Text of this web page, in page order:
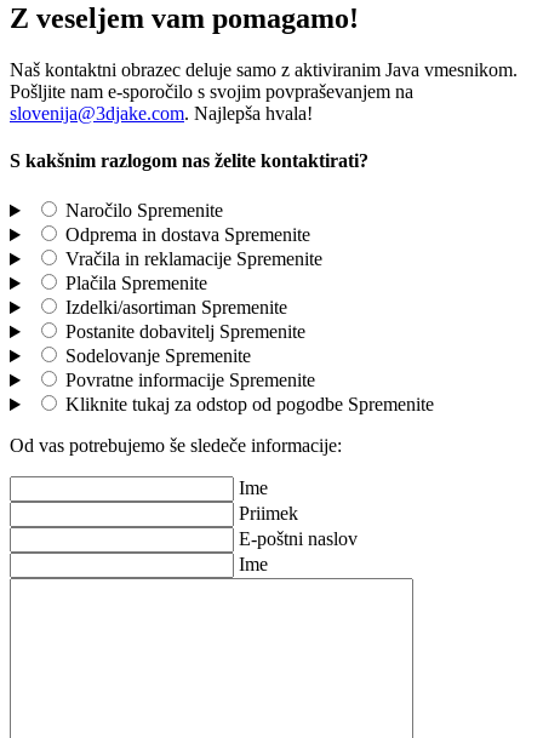
Z veseljem vam pomagamo!
Naš kontaktni obrazec deluje samo z aktiviranim Java vmesnikom.
Pošljite nam e-sporočilo s svojim povpraševanjem na
slovenija@3djake.com. Najlepša hvala!
S kakšnim razlogom nas želite kontaktirati?
Naročilo Spremenite
Odprema in dostava Spremenite
Vračila in reklamacije Spremenite
Plačila Spremenite
Izdelki/asortiman Spremenite
Postanite dobavitelj Spremenite
Sodelovanje Spremenite
Povratne informacije Spremenite
Kliknite tukaj za odstop od pogodbe Spremenite
Od vas potrebujemo še sledeče informacije:
Ime
Priimek
E-poštni naslov
Ime